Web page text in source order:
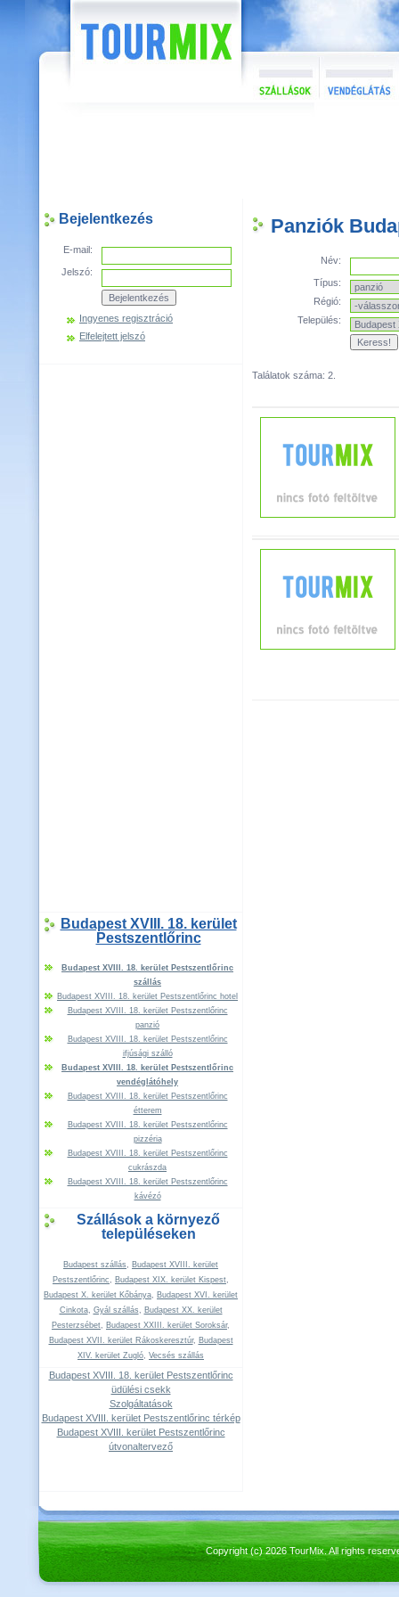
Bejelentkezés
E-mail:
Jelszó:
Ingyenes regisztráció
Elfelejtett jelszó
Budapest XVIII. 18. kerület
Pestszentlőrinc
Budapest XVIII. 18. kerület Pestszentlőrinc
szállás
Budapest XVIII. 18. kerület Pestszentlőrinc hotel
Budapest XVIII. 18. kerület Pestszentlőrinc
panzió
Budapest XVIII. 18. kerület Pestszentlőrinc
ifjúsági szálló
Budapest XVIII. 18. kerület Pestszentlőrinc
vendéglátóhely
Budapest XVIII. 18. kerület Pestszentlőrinc
étterem
Budapest XVIII. 18. kerület Pestszentlőrinc
pizzéria
Budapest XVIII. 18. kerület Pestszentlőrinc
cukrászda
Budapest XVIII. 18. kerület Pestszentlőrinc
kávézó
Szállások a környező
településeken
Budapest szállás, Budapest XVIII. kerület
Pestszentlőrinc, Budapest XIX. kerület Kispest,
Budapest X. kerület Kőbánya, Budapest XVI. kerület
Cinkota, Gyál szállás, Budapest XX. kerület
Pesterzsébet, Budapest XXIII. kerület Soroksár,
Budapest XVII. kerület Rákoskeresztúr, Budapest
XIV. kerület Zugló, Vecsés szállás
Budapest XVIII. 18. kerület Pestszentlőrinc
üdülési csekk
Szolgáltatások
Budapest XVIII. kerület Pestszentlőrinc térkép
Budapest XVIII. kerület Pestszentlőrinc
útvonaltervező
Panziók
Név:
Típus:
Régió:
Település:
Találatok száma: 2.
Copyright (c) 2026 TourMix. All rights